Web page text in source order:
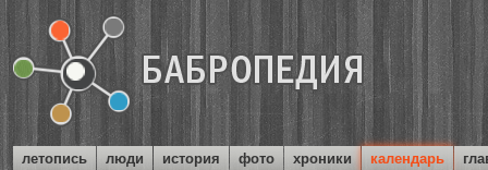
летопись люди история фото хроники календарь